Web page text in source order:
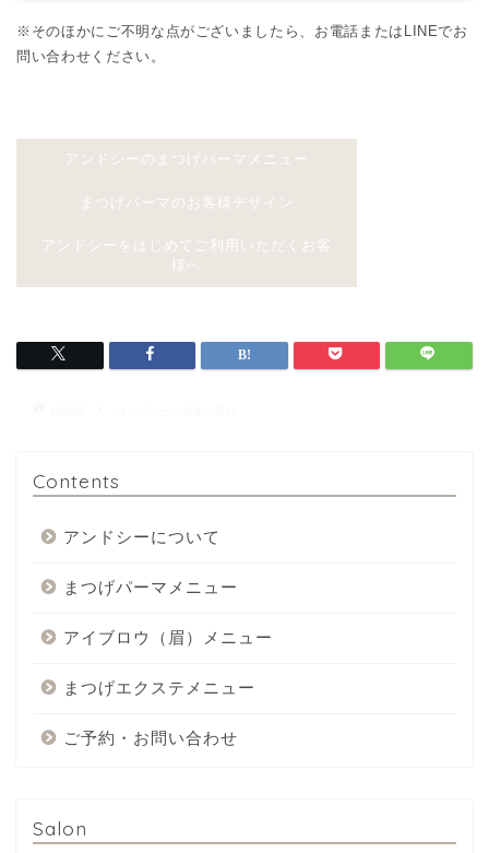
※そのほかにご不明な点がございましたら、お電話またはLINEでお
問い合わせください。
アンドシーのまつげパーマメニュー
まつげパーマのお客様デザイン
アンドシーをはじめてご利用いただくお客
様へ
Contents
アンドシーについて
まつげパーマメニュー
アイブロウ（眉）メニュー
まつげエクステメニュー
ご予約・お問い合わせ
Salon